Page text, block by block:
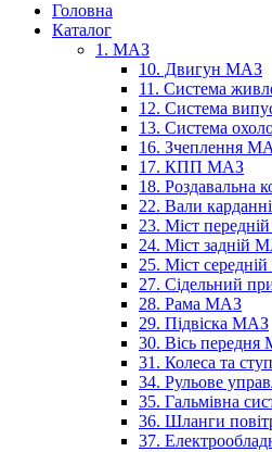
Головна
Каталог
1. МАЗ
10. Двигун МАЗ
11. Система
12. Система
13. Система
16. Зчеплення
17. КПП МАЗ
18. Роздавальна
22. Вали
23. Міст
24. Міст задній
25. Міст
27. Сідельний
28. Рама МАЗ
29. Підвіска МАЗ
30. Вісь
31. Колеса та
34. Рульове
35. Гальмівна
36. Шланги
37.